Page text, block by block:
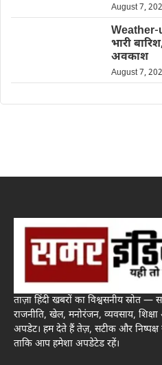
August 7,
Weather-
भारी
अवकाश
August 7,
ताज़ा हिंदी खबरों का विश्वसनीय स्रोत —
राजनीति, खेल, मनोरंजन, व्यवसाय,
अपडेट। हम देते हैं तेज़, सटीक और
ताकि आप हमेशा अपडेटेड रहें।